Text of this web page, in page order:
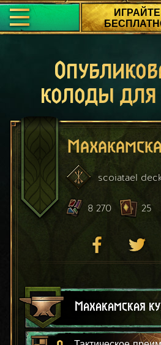
ИГРАЙТЕ
колоды
scoiatael
8 270 25
Махакамская